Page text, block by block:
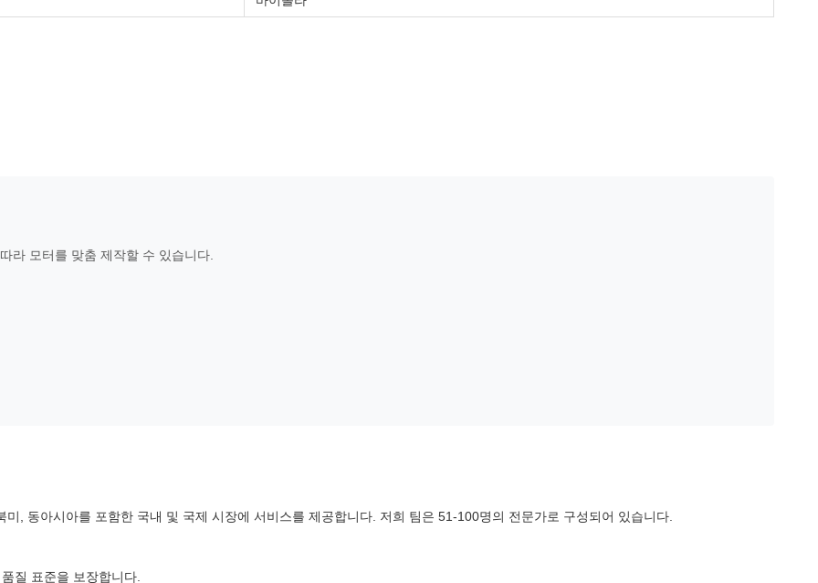
라 모터를 맞춤 제작할 수 있습니다.
, 동아시아를 포함한 국내 및 국제 시장에 서비스를 제공합니다. 저희 팀은 51-100명의 전문가로 구성되어 있습니다.
질 표준을 보장합니다.